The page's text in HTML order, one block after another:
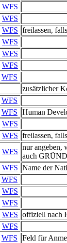
WFS
WFS
WFS freilassen,
WFS
WFS
WFS
WFS
zusätzlicher
WFS
WFS
Human
WFS
WFS freilassen,
WFS
nur angeben,
auch
WFS Name der
WFS
WFS
WFS
WFS offiziell nach
WFS
WFS
Feld für